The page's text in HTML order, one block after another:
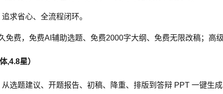
求省心、全流程闭环。
免费，免费AI辅助选题、免费2000字大纲、免费无限改稿；高
,4.8星）
选题建议、开题报告、初稿、降重、排版到答辩 PPT 一键生